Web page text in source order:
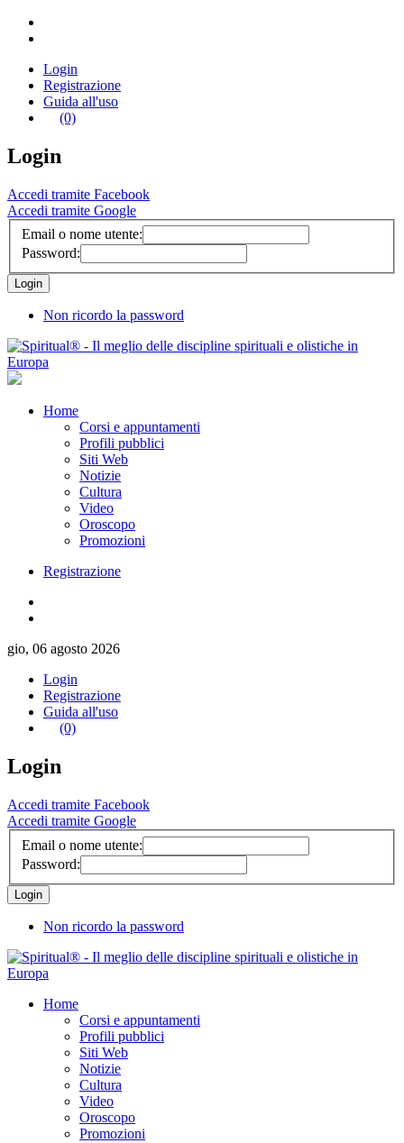
Login
Registrazione
Guida all'uso
(0)
Login
Accedi tramite Facebook
Accedi tramite Google
Email o nome utente:
Password:
Non ricordo la password
Home
Corsi e appuntamenti
Profili pubblici
Siti Web
Notizie
Cultura
Video
Oroscopo
Promozioni
Registrazione
gio, 06 agosto 2026
Login
Registrazione
Guida all'uso
(0)
Login
Accedi tramite Facebook
Accedi tramite Google
Email o nome utente:
Password:
Non ricordo la password
Home
Corsi e appuntamenti
Profili pubblici
Siti Web
Notizie
Cultura
Video
Oroscopo
Promozioni